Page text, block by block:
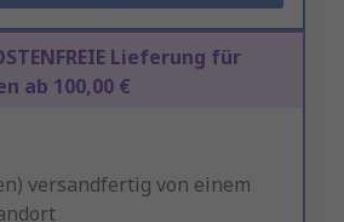
Lieferung für
ab 100,00 €
versandfertig von einem